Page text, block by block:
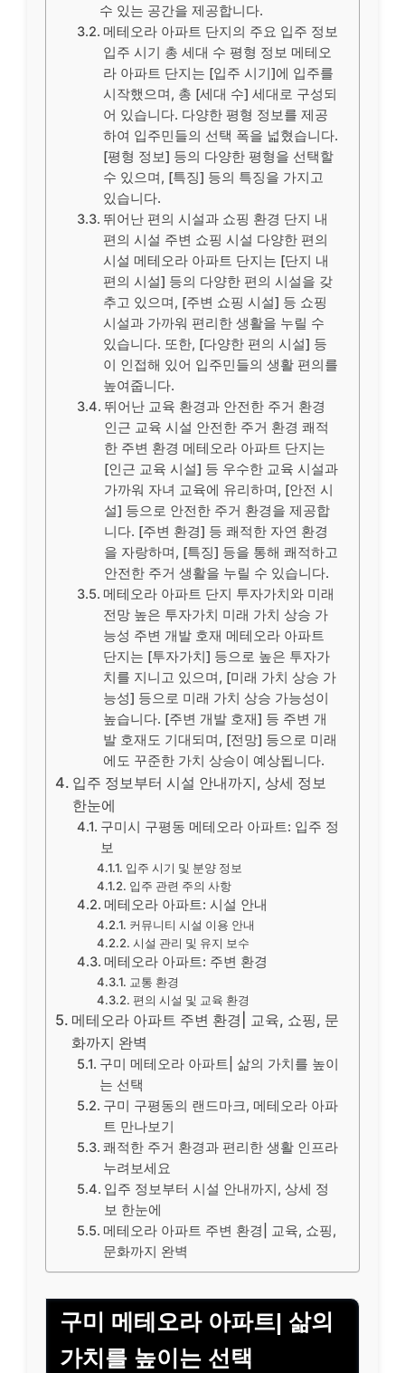
수 있는 공간을 제공합니다.
메테오라 아파트 단지의 주요 입주 정보
입주 시기 총 세대 수 평형 정보 메테오
라 아파트 단지는 [입주 시기]에 입주를
시작했으며, 총 [세대 수] 세대로 구성되
어 있습니다. 다양한 평형 정보를 제공
하여 입주민들의 선택 폭을 넓혔습니다.
[평형 정보] 등의 다양한 평형을 선택할
수 있으며, [특징] 등의 특징을 가지고
있습니다.
뛰어난 편의 시설과 쇼핑 환경 단지 내
편의 시설 주변 쇼핑 시설 다양한 편의
시설 메테오라 아파트 단지는 [단지 내
편의 시설] 등의 다양한 편의 시설을 갖
추고 있으며, [주변 쇼핑 시설] 등 쇼핑
시설과 가까워 편리한 생활을 누릴 수
있습니다. 또한, [다양한 편의 시설] 등
이 인접해 있어 입주민들의 생활 편의를
높여줍니다.
뛰어난 교육 환경과 안전한 주거 환경
인근 교육 시설 안전한 주거 환경 쾌적
한 주변 환경 메테오라 아파트 단지는
[인근 교육 시설] 등 우수한 교육 시설과
가까워 자녀 교육에 유리하며, [안전 시
설] 등으로 안전한 주거 환경을 제공합
니다. [주변 환경] 등 쾌적한 자연 환경
을 자랑하며, [특징] 등을 통해 쾌적하고
안전한 주거 생활을 누릴 수 있습니다.
메테오라 아파트 단지 투자가치와 미래
전망 높은 투자가치 미래 가치 상승 가
능성 주변 개발 호재 메테오라 아파트
단지는 [투자가치] 등으로 높은 투자가
치를 지니고 있으며, [미래 가치 상승 가
능성] 등으로 미래 가치 상승 가능성이
높습니다. [주변 개발 호재] 등 주변 개
발 호재도 기대되며, [전망] 등으로 미래
에도 꾸준한 가치 상승이 예상됩니다.
입주 정보부터 시설 안내까지, 상세 정보
한눈에
구미시 구평동 메테오라 아파트: 입주 정
보
입주 시기 및 분양 정보
입주 관련 주의 사항
메테오라 아파트: 시설 안내
커뮤니티 시설 이용 안내
시설 관리 및 유지 보수
메테오라 아파트: 주변 환경
교통 환경
편의 시설 및 교육 환경
메테오라 아파트 주변 환경| 교육, 쇼핑, 문
화까지 완벽
구미 메테오라 아파트| 삶의 가치를 높이
는 선택
구미 구평동의 랜드마크, 메테오라 아파
트 만나보기
쾌적한 주거 환경과 편리한 생활 인프라
누려보세요
입주 정보부터 시설 안내까지, 상세 정
보 한눈에
메테오라 아파트 주변 환경| 교육, 쇼핑,
문화까지 완벽
구미 메테오라 아파트| 삶의
가치를 높이는 선택